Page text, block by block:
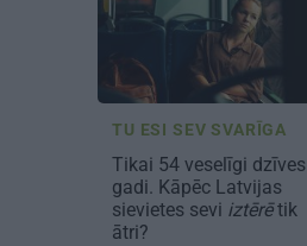
TU ESI SEV SVARĪGA
Tikai 54 veselīgi dzīves
gadi. Kāpēc Latvijas
sievietes sevi iztērētik
ātri?